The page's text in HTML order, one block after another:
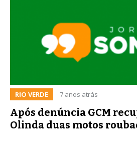
RIO VERDE 7 anos atrás
Após denúncia GCM
Olinda duas motos